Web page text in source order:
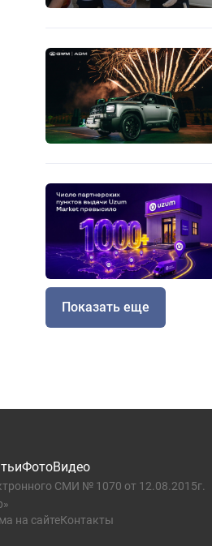
Показать еще
ФотоВидео
СМИ № 1070 от 12.08.2015г.
на сайтеКонтакты